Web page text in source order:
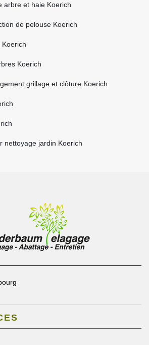
arbre et haie Koerich
de pelouse Koerich
Koerich
Koerich
grillage et clôture Koerich
nettoyage jardin Koerich